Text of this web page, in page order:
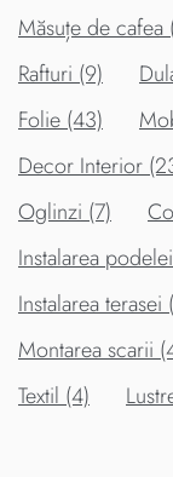
Măsuțe de cafea
Rafturi (9)
Folie (43)
Decor Interior
Oglinzi (7)
Instalarea
Instalarea terasei
Montarea scarii
Textil (4)